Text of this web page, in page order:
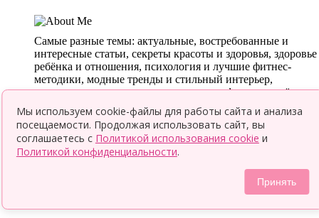
Самые разные темы: актуальные, востребованные и
интересные статьи, секреты красоты и здоровья, здоровье
ребёнка и отношения, психология и лучшие фитнес-
методики, модные тренды и стильный интерьер,
оригинальные рецепты и невероятные факты — всё для
того, чтобы ты была в курсе всего нового и интересного.
© 2026 Леди LifeStyle
Top
Мы используем cookie-файлы для работы сайта и анализа
посещаемости. Продолжая использовать сайт, вы
соглашаетесь с Политикой использования cookie и
Политикой конфиденциальности.
Принять